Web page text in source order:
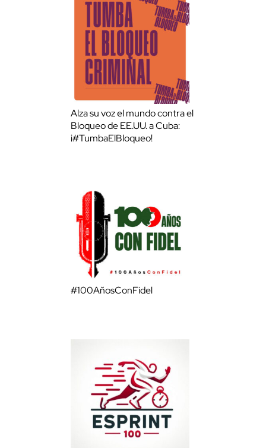
Alza su voz el mundo contra el
Bloqueo de EE.UU. a Cuba:
¡#TumbaElBloqueo!
#100AñosConFidel